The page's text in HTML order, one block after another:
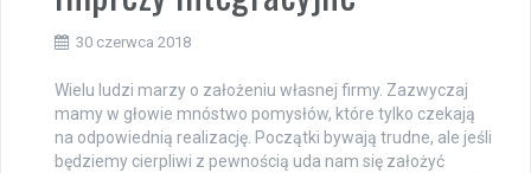
30 czerwca 2018
Wielu ludzi marzy o założeniu własnej firmy. Zazwyczaj
mamy w głowie mnóstwo pomysłów, które tylko czekają
na odpowiednią realizację. Początki bywają trudne, ale jeśli
będziemy cierpliwi z pewnością uda nam się założyć